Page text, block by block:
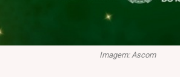
Imagem: Ascom